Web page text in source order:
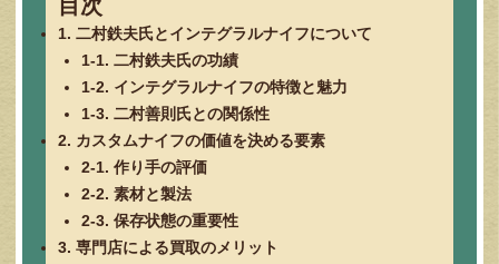
目次
1. 二村鉄夫氏とインテグラルナイフについて
1-1. 二村鉄夫氏の功績
1-2. インテグラルナイフの特徴と魅力
1-3. 二村善則氏との関係性
2. カスタムナイフの価値を決める要素
2-1. 作り手の評価
2-2. 素材と製法
2-3. 保存状態の重要性
3. 専門店による買取のメリット